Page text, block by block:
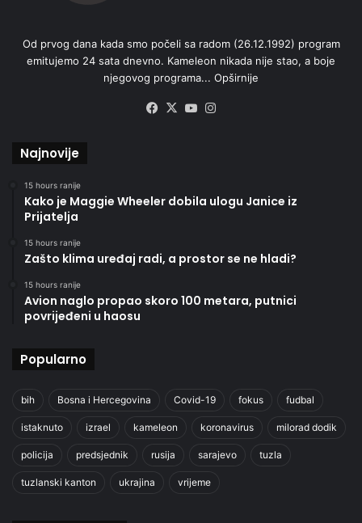
Od prvog dana kada smo počeli sa radom (26.12.1992) program
emitujemo 24 sata dnevno. Kameleon nikada nije stao, a boje
njegovog programa... Opširnije
Facebook
X YouTube
Najnovije
15 hours ranije
Kako je Maggie Wheeler dobila ulogu Janice iz
Prijatelja
15 hours ranije
Zašto klima uređaj radi, a prostor se ne hladi?
15 hours ranije
Avion naglo propao skoro 100 metara, putnici
povrijeđeni u haosu
Popularno
bih Bosna i Hercegovina Covid-19 fokus fudbal
istaknuto izrael kameleon koronavirus milorad dodik
policija predsjednik rusija sarajevo tuzla
tuzlanski kanton ukrajina vrijeme